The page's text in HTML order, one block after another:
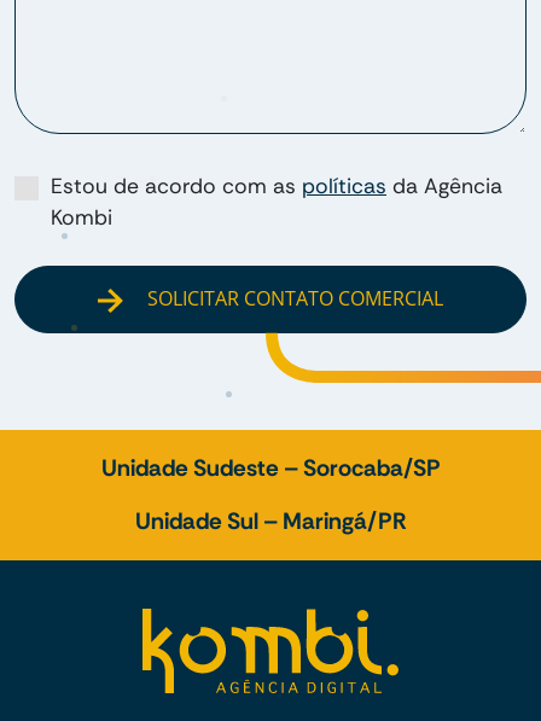
Estou de acordo com as políticas da Agência
Kombi
SOLICITAR CONTATO COMERCIAL
Unidade Sudeste – Sorocaba/SP
Unidade Sul – Maringá/PR